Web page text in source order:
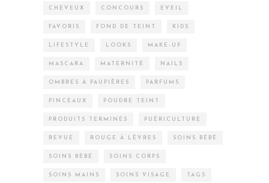
CHEVEUX CONCOURS EVEIL
FAVORIS FOND DE TEINT KIDS
LIFESTYLE LOOKS MAKE-UP
MASCARA MATERNITÉ NAILS
OMBRES À PAUPIÈRES PARFUMS
PINCEAUX POUDRE TEINT
PRODUITS TERMINÉS PUÉRICULTURE
REVUE ROUGE À LÈVRES SOINS BÉBÉ
SOINS BÉBÉ SOINS CORPS
SOINS MAINS SOINS VISAGE TAGS